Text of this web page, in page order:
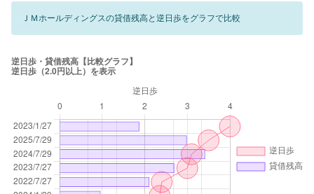
ＪＭホールディングスの貸借残高と逆日歩をグラフで比較